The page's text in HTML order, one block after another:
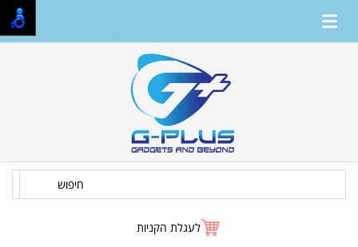
חיפוש
לעגלת הקניות